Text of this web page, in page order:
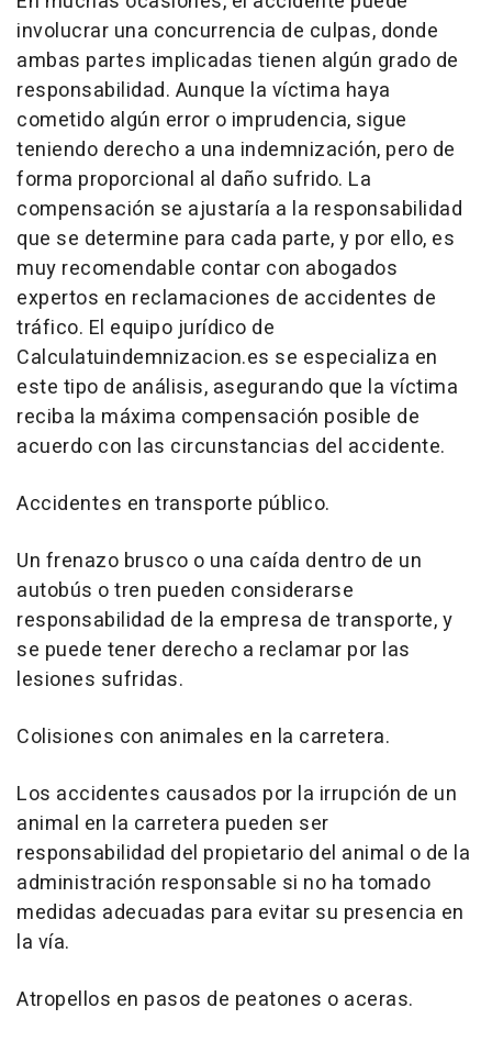
involucrar una concurrencia de culpas, donde
ambas partes implicadas tienen algún grado de
responsabilidad. Aunque la víctima haya
cometido algún error o imprudencia, sigue
teniendo derecho a una indemnización, pero de
forma proporcional al daño sufrido. La
compensación se ajustaría a la responsabilidad
que se determine para cada parte, y por ello, es
muy recomendable contar con abogados
expertos en reclamaciones de accidentes de
tráfico. El equipo jurídico de
Calculatuindemnizacion.es se especializa en
este tipo de análisis, asegurando que la víctima
reciba la máxima compensación posible de
acuerdo con las circunstancias del accidente.
Accidentes en transporte público.
Un frenazo brusco o una caída dentro de un
autobús o tren pueden considerarse
responsabilidad de la empresa de transporte, y
se puede tener derecho a reclamar por las
lesiones sufridas.
Colisiones con animales en la carretera.
Los accidentes causados por la irrupción de un
animal en la carretera pueden ser
responsabilidad del propietario del animal o de la
administración responsable si no ha tomado
medidas adecuadas para evitar su presencia en
la vía.
Atropellos en pasos de peatones o aceras.